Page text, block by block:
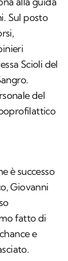
Sul posto
Scioli del
del
è successo
Giovanni
fatto di
e